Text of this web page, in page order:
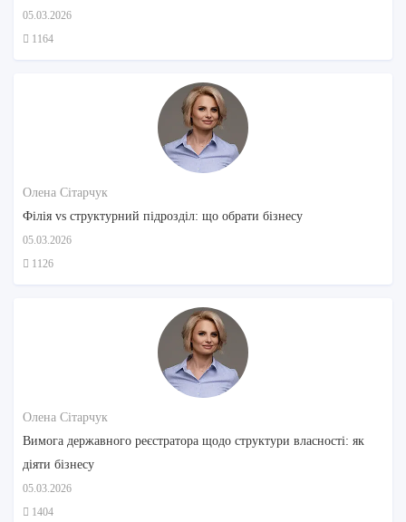
05.03.2026
1164
Олена Сітарчук
Філія vs структурний підрозділ: що обрати бізнесу
05.03.2026
1126
Олена Сітарчук
Вимога державного реєстратора щодо структури власності: як
діяти бізнесу
05.03.2026
1404